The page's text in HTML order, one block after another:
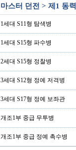
마스터 던전 > 제1 동
1세대 S11형 탐색병
1세대 S15형 파수병
2세대 S15형 정찰병
3세대 S12형 정예 저격병
3세대 S17형 정예 보좌관
개조1부 중급 무투병
개조1부 중급 정예 촉수병